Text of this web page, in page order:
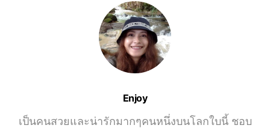
Enjoy
เป็นคนสวยและน่ารักมากๆคนหนึ่งบนโลกใบนี้ ชอบ